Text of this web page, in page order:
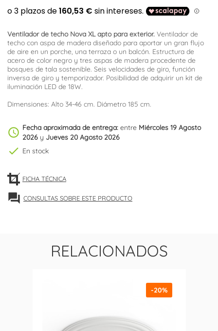
Ventilador de techo Nova XL apto para exterior. Ventilador de
techo con aspa de madera diseñado para aportar un gran flujo
de aire en un porche, una terraza o un balcón. Estructura de
acero de color negro y tres aspas de madera procedente de
bosques de tala sostenible. Seis velocidades de giro, función
inversa de giro y temporizador. Posibilidad de adquirir un kit de
iluminación LED de 18W.
Dimensiones: Alto 34-46 cm. Diámetro 185 cm.
schedule Fecha aproximada de entrega: entre Miércoles 19 Agosto
2026 y Jueves 20 Agosto 2026
check En stock
FICHA TÉCNICA
forum CONSULTAS SOBRE ESTE PRODUCTO
RELACIONADOS
-20%